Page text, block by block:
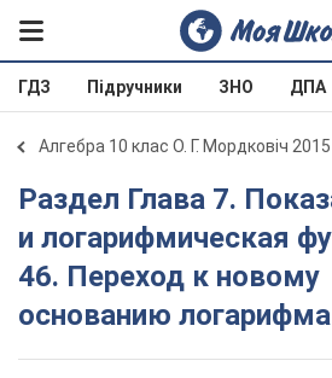
ГДЗ Підручники ЗНО ДПА
Алгебра 10 клас О. Г. Мордковіч 2015
Раздел Глава 7. Показательная
и логарифмическая
46. Переход к новому
основанию логарифма